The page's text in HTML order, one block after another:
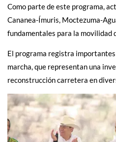
Como parte de este programa,
Cananea-Ímuris, Moctezuma-
fundamentales para la movilidad
El programa registra
marcha, que representan una
reconstrucción carretera en